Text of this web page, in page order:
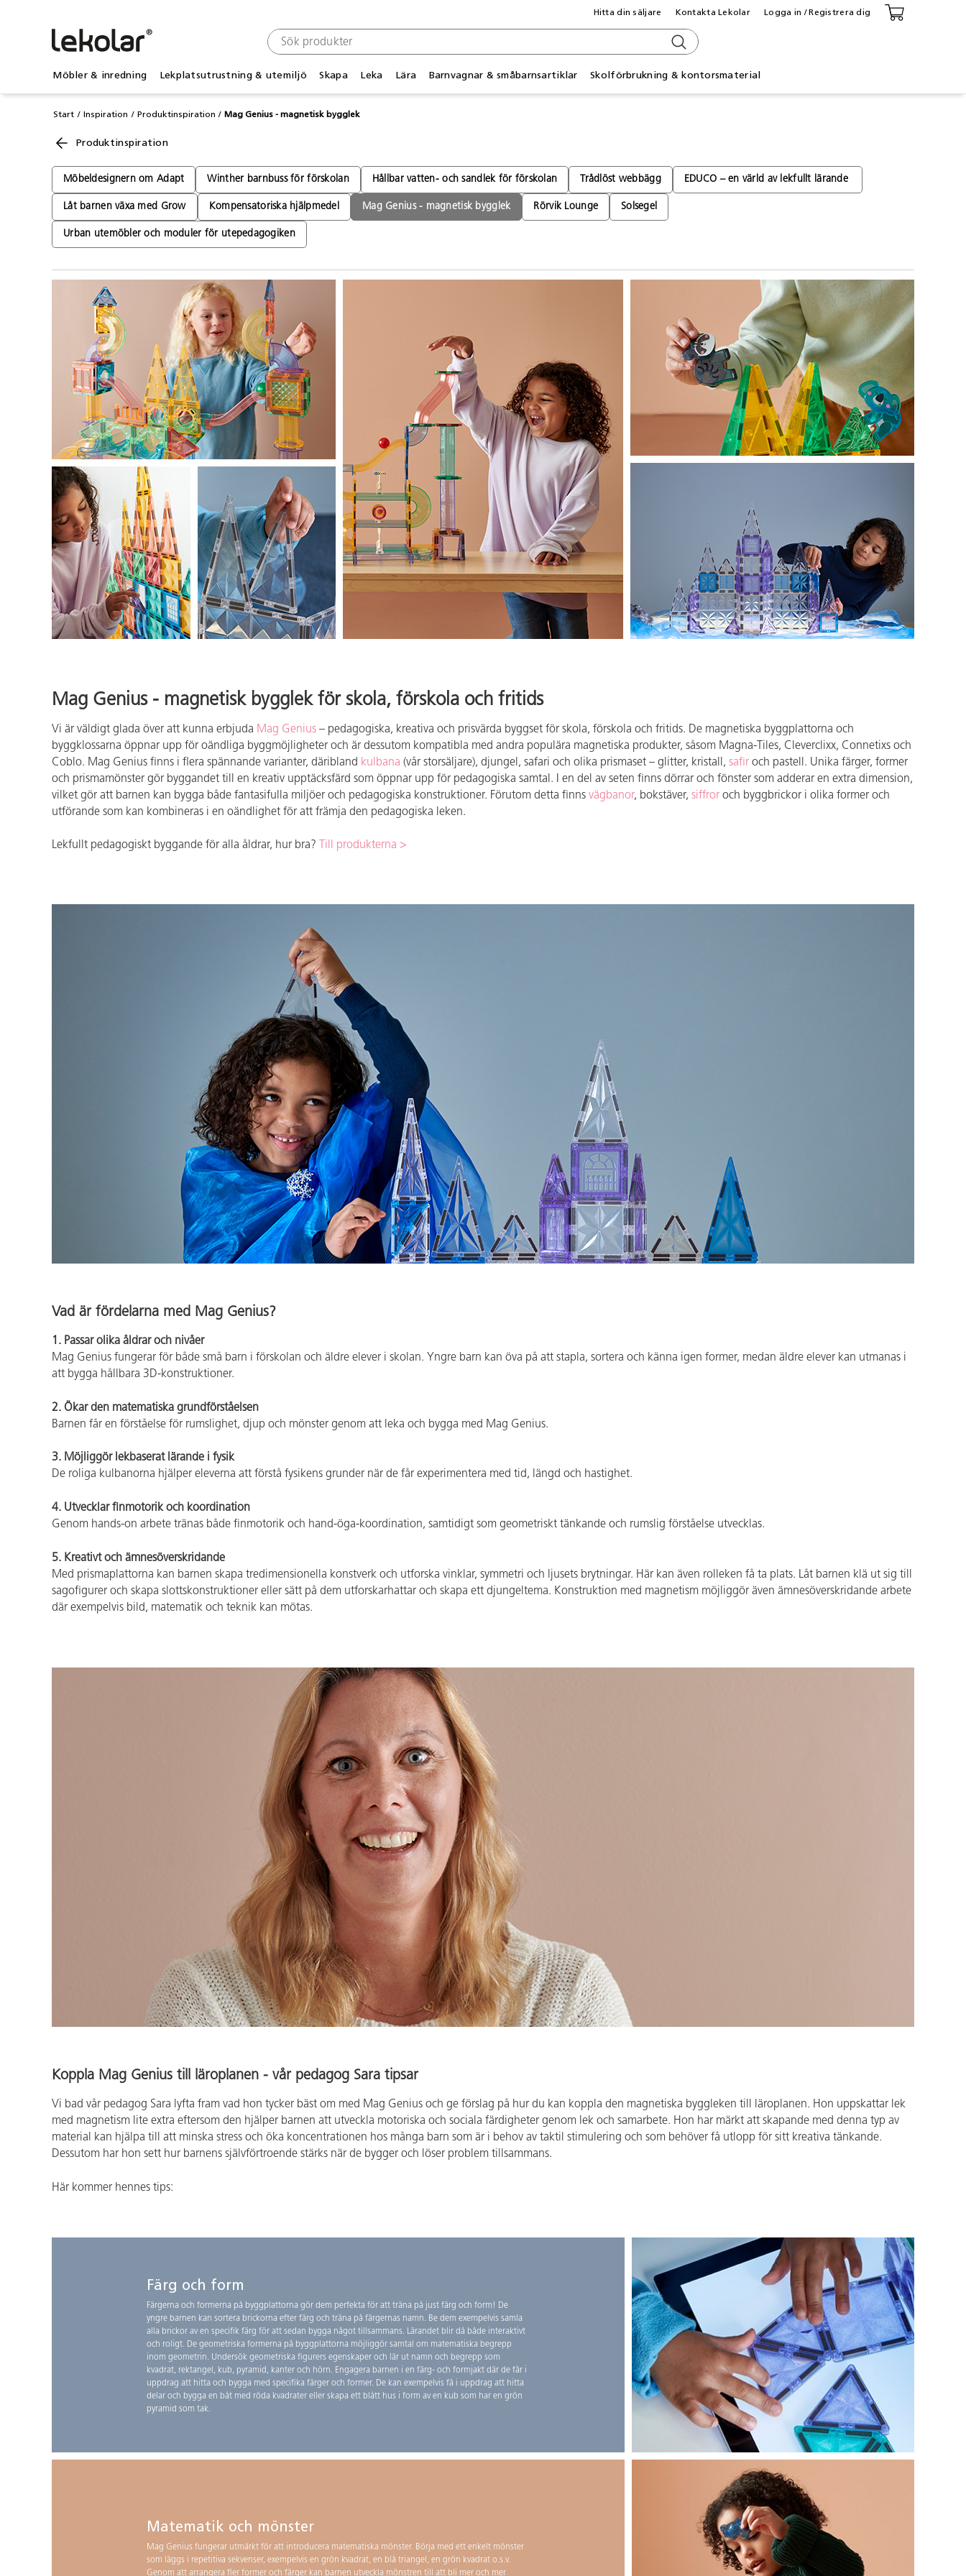
Möbler & inredning Lekplatsutrustning & utemiljö Skapa Leka Lära Barnvagnar & småbarnsartiklar Skolförbrukning & kontorsmaterial
Hitta din säljare Kontakta Lekolar Logga in / Registrera dig
Start Inspiration Produktinspiration Mag Genius - magnetisk bygglek
Produktinspiration
Möbeldesignern om Adapt Winther barnbuss för förskolan Hållbar vatten- och sandlek för förskolan Trådlöst webbägg EDUCO – en värld av lekfullt lärande
Låt barnen växa med Grow Kompensatoriska hjälpmedel Mag Genius - magnetisk bygglek Rörvik Lounge Solsegel
Urban utemöbler och moduler för utepedagogiken
Mag Genius - magnetisk bygglek för skola, förskola och fritids
Vi är väldigt glada över att kunna erbjuda Mag Genius – pedagogiska, kreativa och prisvärda byggset för skola, förskola och fritids. De magnetiska byggplattorna och
byggklossarna öppnar upp för oändliga byggmöjligheter och är dessutom kompatibla med andra populära magnetiska produkter, såsom Magna-Tiles, Cleverclixx, Connetixs och
Coblo. Mag Genius finns i flera spännande varianter, däribland kulbana (vår storsäljare), djungel, safari och olika prismaset – glitter, kristall, safir och pastell. Unika färger, former
och prismamönster gör byggandet till en kreativ upptäcksfärd som öppnar upp för pedagogiska samtal. I en del av seten finns dörrar och fönster som adderar en extra dimension,
vilket gör att barnen kan bygga både fantasifulla miljöer och pedagogiska konstruktioner. Förutom detta finns vägbanor, bokstäver, siffror och byggbrickor i olika former och
utförande som kan kombineras i en oändlighet för att främja den pedagogiska leken.
Lekfullt pedagogiskt byggande för alla åldrar, hur bra? Till produkterna >
Vad är fördelarna med Mag Genius?
1. Passar olika åldrar och nivåer
Mag Genius fungerar för både små barn i förskolan och äldre elever i skolan. Yngre barn kan öva på att stapla, sortera och känna igen former, medan äldre elever kan utmanas i
att bygga hållbara 3D-konstruktioner.
2. Ökar den matematiska grundförståelsen
Barnen får en förståelse för rumslighet, djup och mönster genom att leka och bygga med Mag Genius.
3. Möjliggör lekbaserat lärande i fysik
De roliga kulbanorna hjälper eleverna att förstå fysikens grunder när de får experimentera med tid, längd och hastighet.
4. Utvecklar finmotorik och koordination
Genom hands-on arbete tränas både finmotorik och hand-öga-koordination, samtidigt som geometriskt tänkande och rumslig förståelse utvecklas.
5. Kreativt och ämnesöverskridande
Med prismaplattorna kan barnen skapa tredimensionella konstverk och utforska vinklar, symmetri och ljusets brytningar. Här kan även rolleken få ta plats. Låt barnen klä ut sig till
sagofigurer och skapa slottskonstruktioner eller sätt på dem utforskarhattar och skapa ett djungeltema. Konstruktion med magnetism möjliggör även ämnesöverskridande arbete
där exempelvis bild, matematik och teknik kan mötas.
Koppla Mag Genius till läroplanen - vår pedagog Sara tipsar
Vi bad vår pedagog Sara lyfta fram vad hon tycker bäst om med Mag Genius och ge förslag på hur du kan koppla den magnetiska byggleken till läroplanen. Hon uppskattar lek
med magnetism lite extra eftersom den hjälper barnen att utveckla motoriska och sociala färdigheter genom lek och samarbete. Hon har märkt att skapande med denna typ av
material kan hjälpa till att minska stress och öka koncentrationen hos många barn som är i behov av taktil stimulering och som behöver få utlopp för sitt kreativa tänkande.
Dessutom har hon sett hur barnens självförtroende stärks när de bygger och löser problem tillsammans.
Här kommer hennes tips:
Färg och form
Färgerna och formerna på byggplattorna gör dem perfekta för att träna på just färg och form! De
yngre barnen kan sortera brickorna efter färg och träna på färgernas namn. Be dem exempelvis samla
alla brickor av en specifik färg för att sedan bygga något tillsammans. Lärandet blir då både interaktivt
och roligt. De geometriska formerna på byggplattorna möjliggör samtal om matematiska begrepp
inom geometrin. Undersök geometriska figurers egenskaper och lär ut namn och begrepp som
kvadrat, rektangel, kub, pyramid, kanter och hörn. Engagera barnen i en färg- och formjakt där de får i
uppdrag att hitta och bygga med specifika färger och former. De kan exempelvis få i uppdrag att hitta
delar och bygga en båt med röda kvadrater eller skapa ett blått hus i form av en kub som har en grön
pyramid som tak.
Matematik och mönster
Mag Genius fungerar utmärkt för att introducera matematiska mönster. Börja med ett enkelt mönster
som läggs i repetitiva sekvenser, exempelvis en grön kvadrat, en blå triangel, en grön kvadrat o.s.v.
Genom att arrangera fler former och färger kan barnen utveckla mönstren till att bli mer och mer